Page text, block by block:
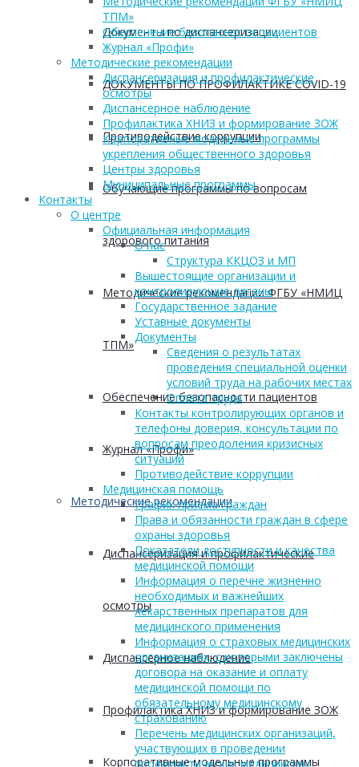
Документы по диспансеризации
ДОКУМЕНТЫ ПО ПРОФИЛАКТИКЕ COVID-19
Противодействие коррупции
Обучающие программы по вопросам
здорового питания
Методические рекомендации ФГБУ «НМИЦ
ТПМ»
Обеспечение безопасности пациентов
Журнал «Профи»
Методические рекомендации
Диспансеризация и профилактические
осмотры
Диспансерное наблюдение
Профилактика ХНИЗ и формирование ЗОЖ
Корпоративные модельные программы
ТПМ»
Обеспечение безопасности пациентов
Журнал «Профи»
Методические рекомендации
Диспансеризация и профилактические
осмотры
Диспансерное наблюдение
Профилактика ХНИЗ и формирование ЗОЖ
Корпоративные модельные программы
укрепления общественного здоровья
Центры здоровья
Муниципальные программы
Контакты
О центре
Официальная информация
О нас
Структура ККЦОЗ и МП
Вышестоящие организации и
контролирующие органы
Государственное задание
Уставные документы
Документы
Сведения о результатах
проведения специальной оценки
условий труда на рабочих местах
Оплата труда
Контакты контролирующих органов и
телефоны доверия, консультации по
вопросам преодоления кризисных
ситуаций
Противодействие коррупции
Медицинская помощь
График приема граждан
Права и обязанности граждан в сфере
охраны здоровья
Показатели доступности и качества
медицинской помощи
Информация о перечне жизненно
необходимых и важнейших
лекарственных препаратов для
медицинского применения
Информация о страховых медицинских
организациях, с которыми заключены
договора на оказание и оплату
медицинской помощи по
обязательному медицинскому
страхованию
Перечень медицинских организаций,
участвующих в проведении
профилактических медицинских